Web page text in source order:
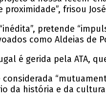
frisou
pretende
como Aldeias de
é gerida pela ATA,
considerada
da história e da